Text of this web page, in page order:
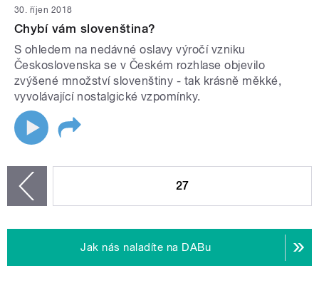
30. říjen 2018
Chybí vám slovenština?
S ohledem na nedávné oslavy výročí vzniku
Československa se v Českém rozhlase objevilo
zvýšené množství slovenštiny - tak krásně měkké,
vyvolávající nostalgické vzpomínky.
27
Jak nás naladíte na DABu